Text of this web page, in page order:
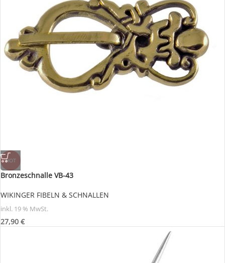
HOT
Bronzeschnalle VB-43
WIKINGER FIBELN & SCHNALLEN
inkl. 19 % MwSt.
27,90 €